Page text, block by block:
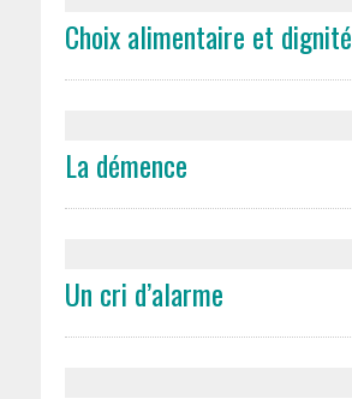
Choix alimentaire et dignité
La démence
Un cri d’alarme